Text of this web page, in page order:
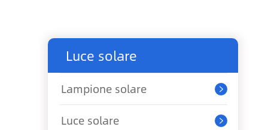
Luce solare
Lampione solare 
Luce solare 